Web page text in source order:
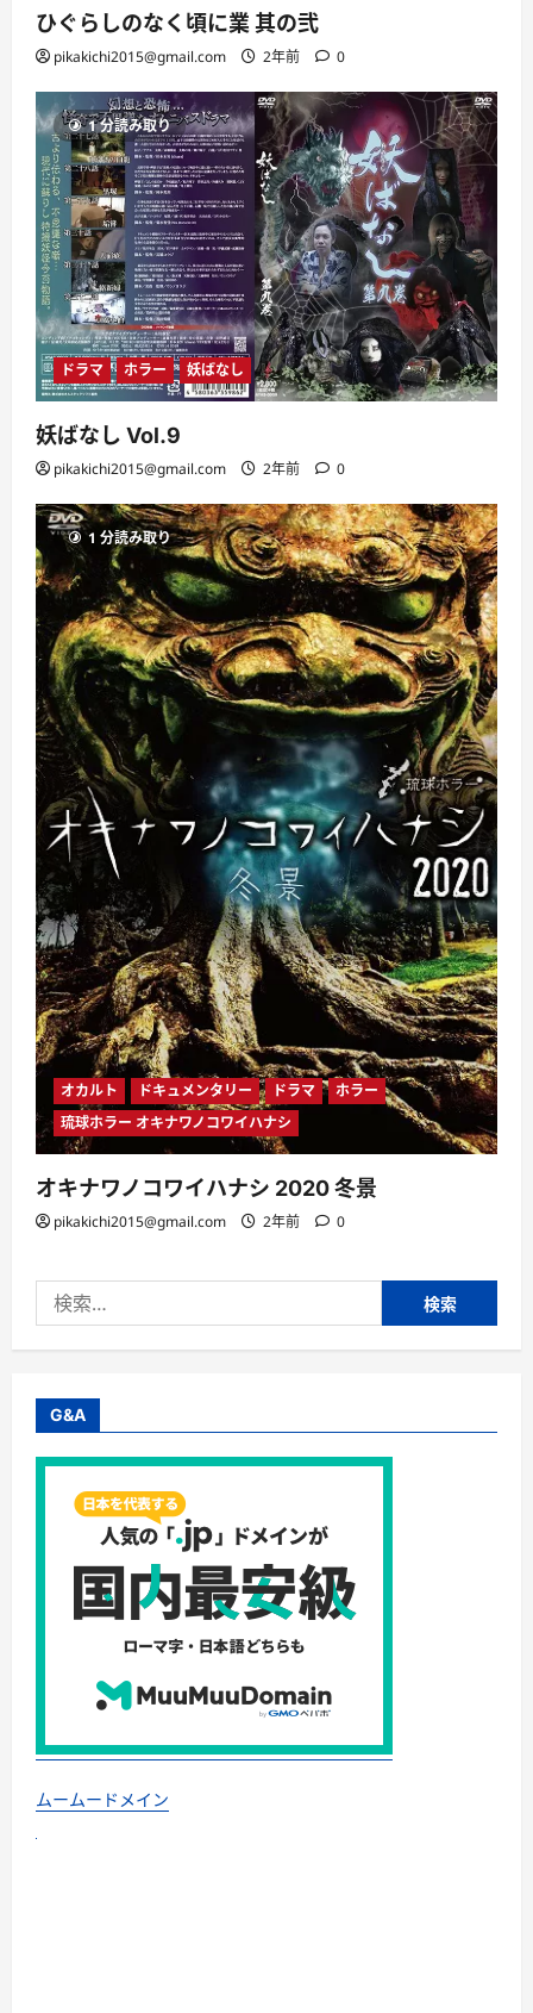
ひぐらしのなく頃に業 其の弐
pikakichi2015@gmail.com 2年前 0
1 分読み取り
ドラマ ホラー 妖ばなし
妖ばなし Vol.9
pikakichi2015@gmail.com 2年前 0
1 分読み取り
オカルト ドキュメンタリー ドラマ
ホラー
琉球ホラー オキナワノコワイハナシ
オキナワノコワイハナシ 2020 冬景
pikakichi2015@gmail.com 2年前 0
索:
G&A
ムームードメイン